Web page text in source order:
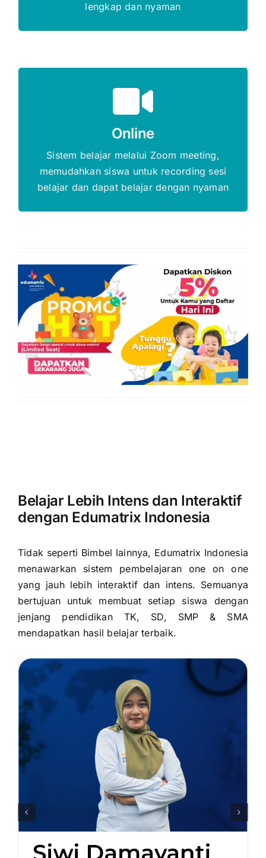
lengkap dan nyaman
Online
Sistem belajar melalui Zoom meeting,
memudahkan siswa untuk recording sesi
belajar dan dapat belajar dengan nyaman
DAFTAR SEKARANG
Belajar Lebih Intens dan Interaktif
dengan Edumatrix Indonesia
Tidak seperti Bimbel lainnya, Edumatrix Indonesia
menawarkan sistem pembelajaran one on one
yang jauh lebih interaktif dan intens. Semuanya
bertujuan untuk membuat setiap siswa dengan
jenjang pendidikan TK, SD, SMP & SMA
mendapatkan hasil belajar terbaik.